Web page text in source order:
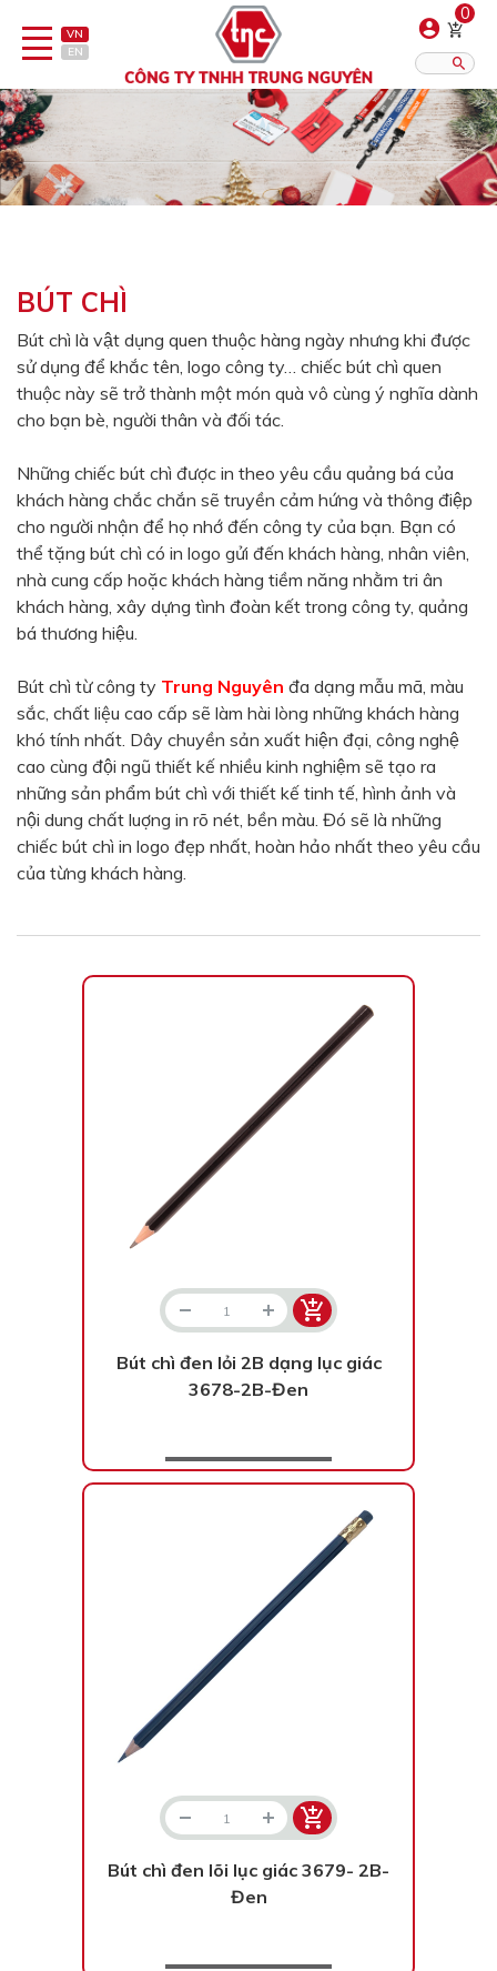
VN
EN
0
Danh sách sản phẩm
Bật lửa
Đồ sứ quà tặng
Bình/ca giữ nhiệt
Dây đeo & Phụ kiện
Dịch vụ in gia công
Màu sắc
Đỏ
Đen
Xanh ngọc
Xanh lá
Cam
Bạc
Vàng Gold
Xanh dương
Xám
Xanh lục
Vàng kem
Trắng
Bạc - Bạc
Xanh dương - Bạc
Bạc - Xanh dương
Bạc - Đỏ
Trong suốt
Xanh dương - Đen
Bạc mini 1cm
BÚT CHÌ
Bút chì là vật dụng quen thuộc hàng ngày nhưng khi được
sử dụng để khắc tên, logo công ty… chiếc bút chì quen
thuộc này sẽ trở thành một món quà vô cùng ý nghĩa dành
cho bạn bè, người thân và đối tác.
Những chiếc bút chì được in theo yêu cầu quảng bá của
khách hàng chắc chắn sẽ truyền cảm hứng và thông điệp
cho người nhận để họ nhớ đến công ty của bạn. Bạn có
thể tặng bút chì có in logo gửi đến khách hàng, nhân viên,
nhà cung cấp hoặc khách hàng tiềm năng nhằm tri ân
khách hàng, xây dựng tình đoàn kết trong công ty, quảng
bá thương hiệu.
Bút chì từ công ty Trung Nguyên đa dạng mẫu mã, màu
sắc, chất liệu cao cấp sẽ làm hài lòng những khách hàng
khó tính nhất. Dây chuyền sản xuất hiện đại, công nghệ
cao cùng đội ngũ thiết kế nhiều kinh nghiệm sẽ tạo ra
những sản phẩm bút chì với thiết kế tinh tế, hình ảnh và
nội dung chất luợng in rõ nét, bền màu. Đó sẽ là những
chiếc bút chì in logo đẹp nhất, hoàn hảo nhất theo yêu cầu
của từng khách hàng.
Bút chì đen lỏi 2B dạng lục giác
3678-2B-Đen
Bút chì đen lõi lục giác 3679- 2B-
Đen